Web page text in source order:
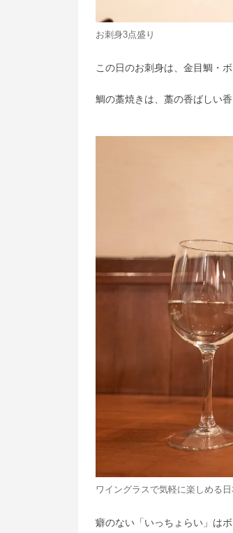
お刺身3点盛り
この日のお刺身は、金目鯛・
鯛の藁焼きは、藁の香ばしい
ワイングラスで気軽に楽しめる
癖のない「いっちょらい」は